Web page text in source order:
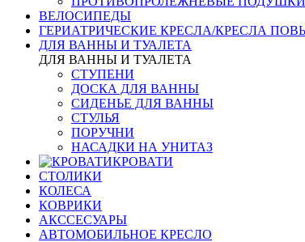
ВЕЛОСИПЕДЫ
ГЕРИАТРИЧЕСКИЕ КРЕСЛА/КРЕСЛА
ДЛЯ ВАННЫ И ТУАЛЕТА
ДЛЯ ВАННЫ И ТУАЛЕТА
СТУПЕНИ
ДОСКА ДЛЯ ВАННЫ
СИДЕНЬЕ ДЛЯ ВАННЫ
СТУЛЬЯ
ПОРУЧНИ
НАСАДКИ НА УНИТАЗ
КРОВАТИ
СТОЛИКИ
КОЛЕСА
КОВРИКИ
АКССЕСУАРЫ
АВТОМОБИЛЬНОЕ КРЕСЛО